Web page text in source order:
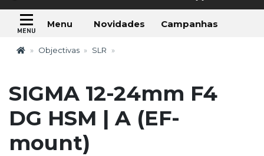
Menu Novidades Campanhas
Objectivas SLR
SIGMA 12-24mm F4
DG HSM | A (EF-
mount)